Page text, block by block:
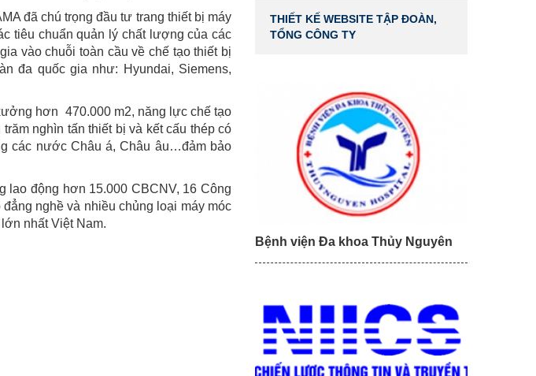
đã chú trọng đầu tư trang thiết bị máy
tiêu chuẩn quản lý chất lượng của các
vào chuỗi toàn cầu về chế tạo thiết bị
đa quốc gia như: Hyundai, Siemens,
hơn 470.000 m2, năng lực chế tạo
nghìn tấn thiết bị và kết cấu thép có
các nước Châu á, Châu âu…đảm bảo
lao động hơn 15.000 CBCNV, 16 Công
nghề và nhiều chủng loại máy móc
nhất Việt Nam.
THIẾT KẾ WEBSITE TẬP ĐOÀN,
TỔNG CÔNG TY
Bệnh viện Đa khoa Thủy Nguyên